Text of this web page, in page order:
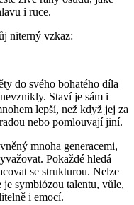
i ruce.
niterný vzkaz:
do svého bohatého díla
Staví je sám i
lepší, než když jej za
nebo pomlouvají jiní.
mnoha generacemi,
Pokaždé hledá
se strukturou. Nelze
je symbiózou talentu, vůle,
i emocí.